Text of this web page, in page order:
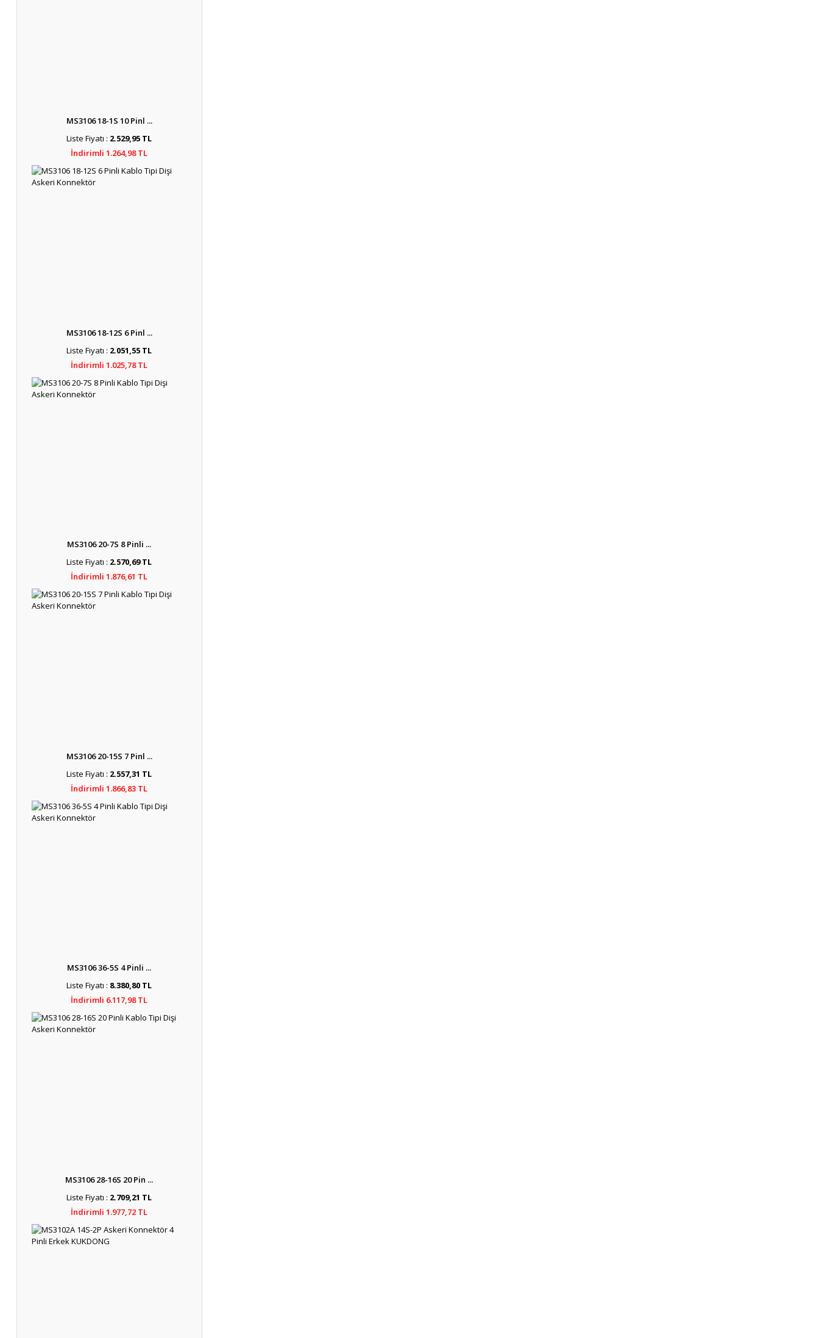
MS3106 18-1S 10 Pinl ...
Liste Fiyatı : 2.529,95 TL
İndirimli 1.264,98 TL
MS3106 18-12S 6 Pinl ...
Liste Fiyatı : 2.051,55 TL
İndirimli 1.025,78 TL
MS3106 20-7S 8 Pinli ...
Liste Fiyatı : 2.570,69 TL
İndirimli 1.876,61 TL
MS3106 20-15S 7 Pinl ...
Liste Fiyatı : 2.557,31 TL
İndirimli 1.866,83 TL
MS3106 36-5S 4 Pinli ...
Liste Fiyatı : 8.380,80 TL
İndirimli 6.117,98 TL
MS3106 28-16S 20 Pin ...
Liste Fiyatı : 2.709,21 TL
İndirimli 1.977,72 TL